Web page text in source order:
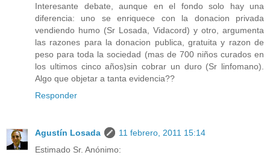
Interesante debate, aunque en el fondo solo hay una
diferencia: uno se enriquece con la donacion privada
vendiendo humo (Sr Losada, Vidacord) y otro, argumenta
las razones para la donacion publica, gratuita y razon de
peso para toda la sociedad (mas de 700 niños curados en
los ultimos cinco años)sin cobrar un duro (Sr linfomano).
Algo que objetar a tanta evidencia??
Responder
Agustín Losada
11 febrero, 2011 15:14
Estimado Sr. Anónimo: